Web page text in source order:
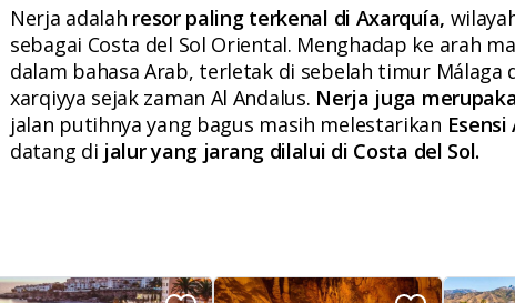
Nerja adalah resor paling terkenal di Axarquía,
sebagai Costa del Sol Oriental. Menghadap ke arah
dalam bahasa Arab, terletak di sebelah timur Málaga
xarqiyya sejak zaman Al Andalus. Nerja juga
jalan putihnya yang bagus masih melestarikan
datang di jalur yang jarang dilalui di Costa del Sol.